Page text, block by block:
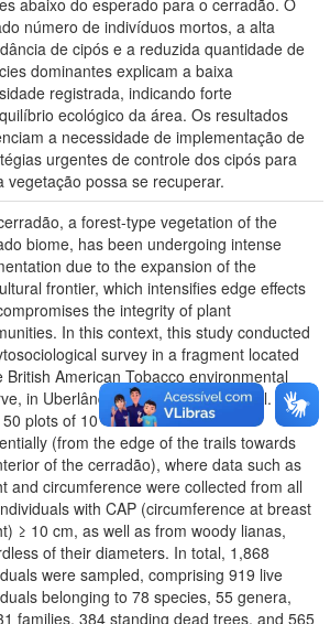
número de indivíduos mortos, a alta
de cipós e a reduzida quantidade de
dominantes explicam a baixa
registrada, indicando forte
ecológico da área. Os resultados
a necessidade de implementação de
urgentes de controle dos cipós para
vegetação possa se recuperar.
a forest-type vegetation of the
biome, has been undergoing intense
due to the expansion of the
frontier, which intensifies edge effects
the integrity of plant
In this context, this study conducted
survey in a fragment located
British American Tobacco environmental
in Uberlândia, Minas Gerais, Brazil. In
plots of 10 × 10 m were installed
(from the edge of the trails towards
of the cerradão), where data such as
and circumference were collected from all
with CAP (circumference at breast
≥ 10 cm, as well as from woody lianas,
of their diameters. In total, 1,868
were sampled, comprising 919 live
belonging to 78 species, 55 genera,
families, 384 standing dead trees, and 565